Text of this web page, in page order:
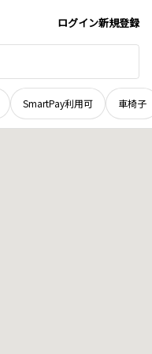
ログイン新規登録
SmartPay利用可 車椅子